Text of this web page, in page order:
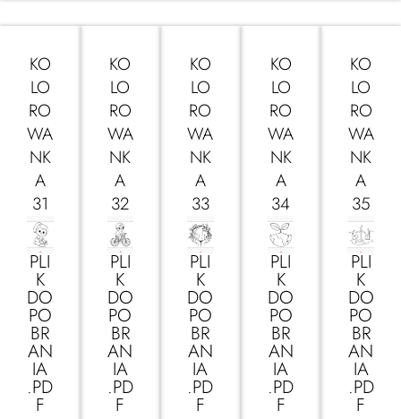
KO
LO
RO
WA
NK
A
31
PLI
K
DO
PO
BR
AN
IA
.PD
F
KO
LO
RO
WA
NK
A
32
PLI
K
DO
PO
BR
AN
IA
.PD
F
KO
LO
RO
WA
NK
A
33
PLI
K
DO
PO
BR
AN
IA
.PD
F
KO
LO
RO
WA
NK
A
34
PLI
K
DO
PO
BR
AN
IA
.PD
F
KO
LO
RO
WA
NK
A
35
PLI
K
DO
PO
BR
AN
IA
.PD
F